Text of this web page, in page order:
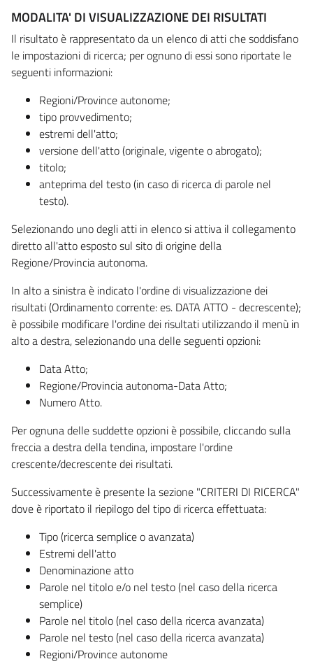
MODALITA' DI VISUALIZZAZIONE DEI RISULTATI
Il risultato è rappresentato da un elenco di atti che soddisfano
le impostazioni di ricerca; per ognuno di essi sono riportate le
seguenti informazioni:
Regioni/Province autonome;
tipo provvedimento;
estremi dell'atto;
versione dell'atto (originale, vigente o abrogato);
titolo;
anteprima del testo (in caso di ricerca di parole nel
testo).
Selezionando uno degli atti in elenco si attiva il collegamento
diretto all'atto esposto sul sito di origine della
Regione/Provincia autonoma.
In alto a sinistra è indicato l'ordine di visualizzazione dei
risultati (Ordinamento corrente: es. DATA ATTO - decrescente);
è possibile modificare l'ordine dei risultati utilizzando il menù in
alto a destra, selezionando una delle seguenti opzioni:
Data Atto;
Regione/Provincia autonoma-Data Atto;
Numero Atto.
Per ognuna delle suddette opzioni è possibile, cliccando sulla
freccia a destra della tendina, impostare l'ordine
crescente/decrescente dei risultati.
Successivamente è presente la sezione "CRITERI DI RICERCA"
dove è riportato il riepilogo del tipo di ricerca effettuata:
Tipo (ricerca semplice o avanzata)
Estremi dell'atto
Denominazione atto
Parole nel titolo e/o nel testo (nel caso della ricerca
semplice)
Parole nel titolo (nel caso della ricerca avanzata)
Parole nel testo (nel caso della ricerca avanzata)
Regioni/Province autonome